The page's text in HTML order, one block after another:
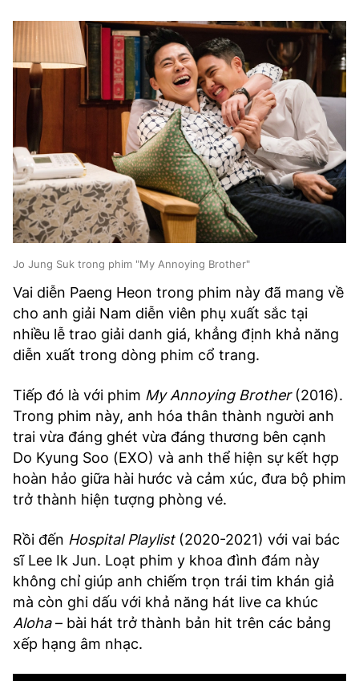
Jo Jung Suk trong phim "My Annoying Brother"
Vai diễn Paeng Heon trong phim này đã mang về
cho anh giải Nam diễn viên phụ xuất sắc tại
nhiều lễ trao giải danh giá, khẳng định khả năng
diễn xuất trong dòng phim cổ trang.
Tiếp đó là với phim My Annoying Brother(2016).
Trong phim này, anh hóa thân thành người anh
trai vừa đáng ghét vừa đáng thương bên cạnh
Do Kyung Soo (EXO) và anh thể hiện sự kết hợp
hoàn hảo giữa hài hước và cảm xúc, đưa bộ phim
trở thành hiện tượng phòng vé.
Rồi đến Hospital Playlist(2020-2021) với vai bác
sĩ Lee Ik Jun. Loạt phim y khoa đình đám này
không chỉ giúp anh chiếm trọn trái tim khán giả
mà còn ghi dấu với khả năng hát live ca khúc
Aloha– bài hát trở thành bản hit trên các bảng
xếp hạng âm nhạc.